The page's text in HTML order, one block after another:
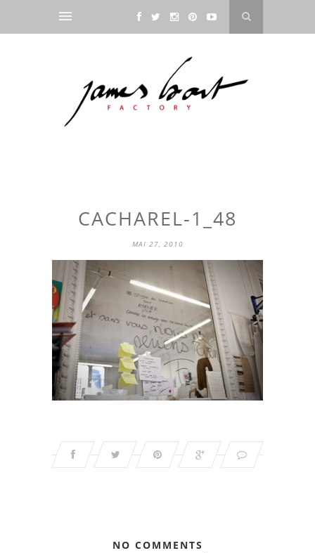
CACHAREL-1_48
MAI 27, 2010
NO COMMENTS